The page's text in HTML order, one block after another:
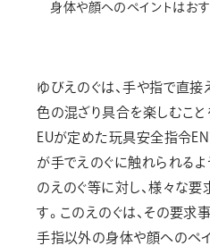
身体や顔へのペイントはおす
ゆびえのぐは、手や指で直接
色の混ざり具合を楽しむこと
EUが定めた玩具安全指令
が手でえのぐに触れられるよ
のえのぐ等に対し、様々な
す。このえのぐは、その要求
手指以外の身体や顔へのペ